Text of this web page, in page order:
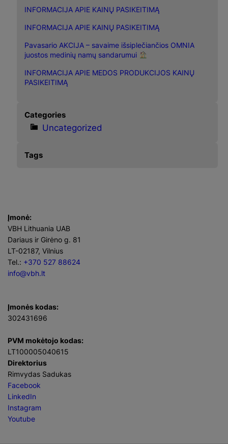
INFORMACIJA APIE KAINŲ PASIKEITIMĄ
INFORMACIJA APIE KAINŲ PASIKEITIMĄ
Pavasario AKCIJA – savaime išsiplečiančios OMNIA
juostos medinių namų sandarumui
INFORMACIJA APIE MEDOS PRODUKCIJOS KAINŲ
PASIKEITIMĄ
Categories
Uncategorized
Tags
Įmonė:
VBH Lithuania UAB
Dariaus ir Girėno g. 81
LT-02187, Vilnius
Tel.: +370 527 88624
info@vbh.lt
Įmonės kodas:
302431696
PVM mokėtojo kodas:
LT100005040615
Direktorius
Rimvydas Sadukas
Facebook
LinkedIn
Instagram
Youtube